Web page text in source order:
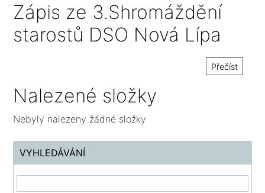
Zápis ze 3.Shromáždění
starostů DSO Nová Lípa
Přečíst
Nalezené složky
Nebyly nalezeny žádné složky
VYHLEDÁVÁNÍ